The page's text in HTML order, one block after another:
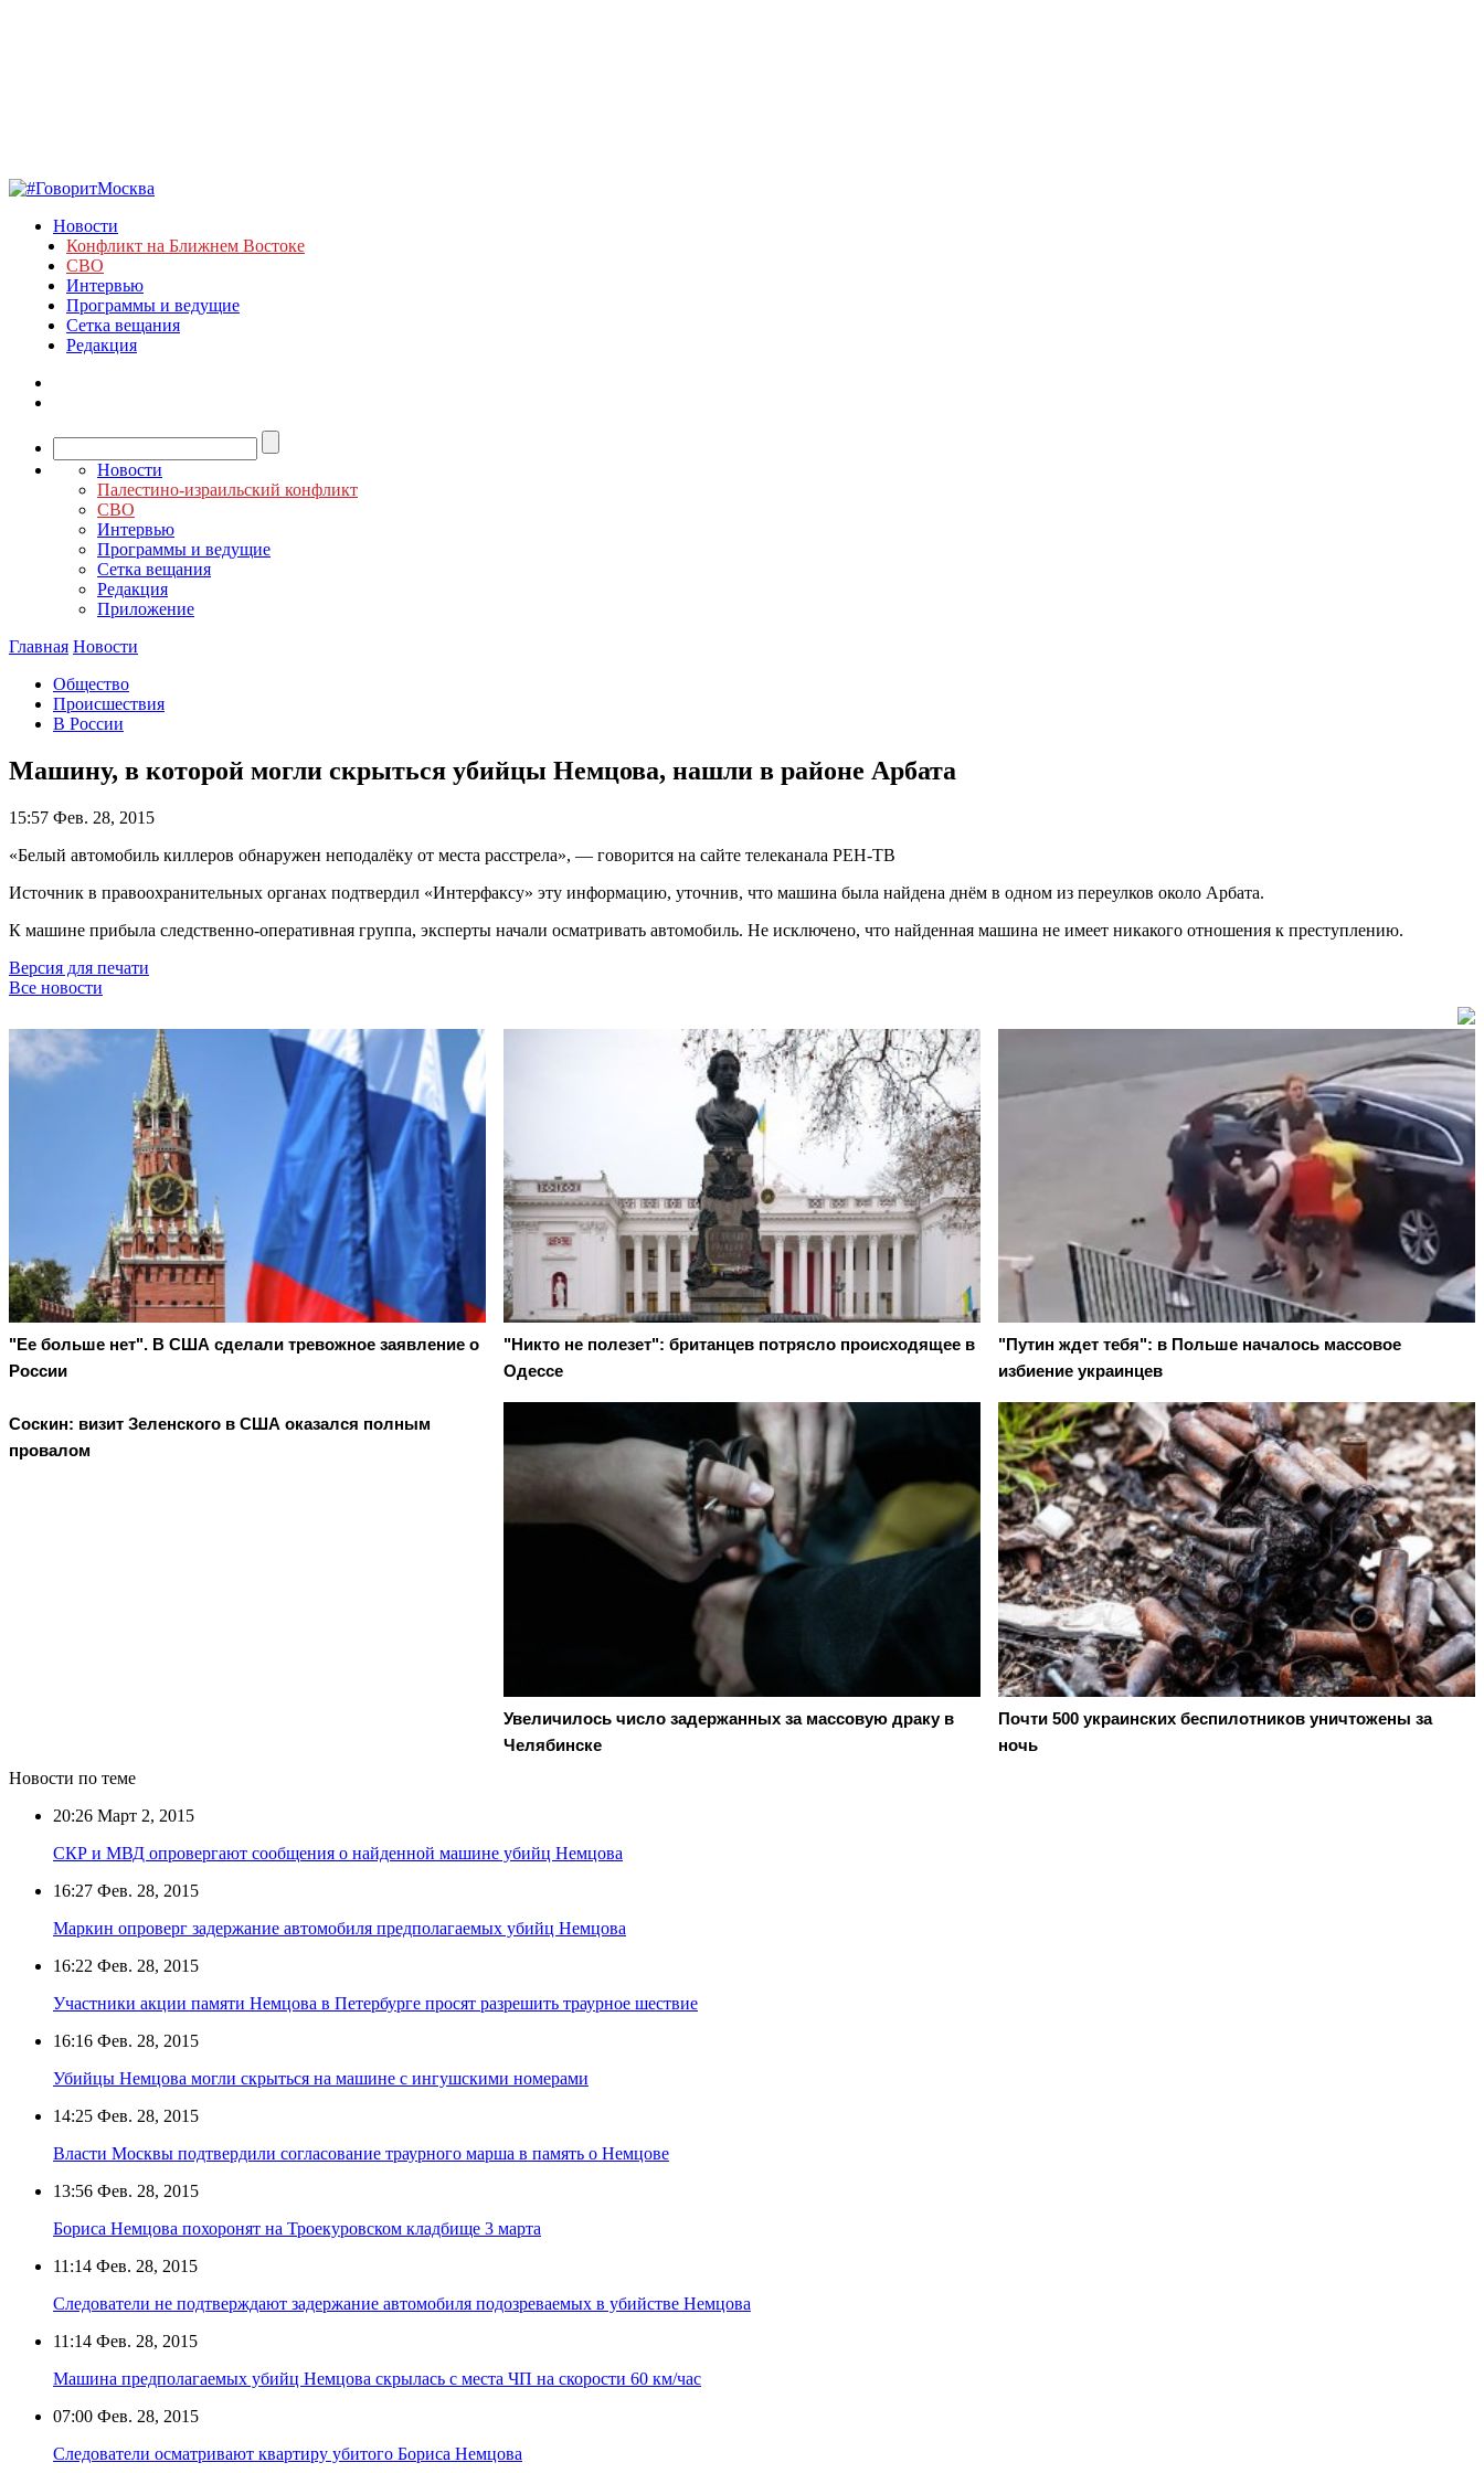
Новости
Конфликт на Ближнем Востоке
СВО
Интервью
Программы и ведущие
Сетка вещания
Редакция
Новости
Палестино-израильский конфликт
СВО
Интервью
Программы и ведущие
Сетка вещания
Редакция
Приложение
Главная Новости
Общество
Происшествия
В России
Машину, в которой могли скрыться убийцы Немцова, нашли в районе Арбата
15:57 Фев. 28, 2015
«Белый автомобиль киллеров обнаружен неподалёку от места расстрела», — говорится на сайте телеканала РЕН-ТВ
Источник в правоохранительных органах подтвердил «Интерфаксу» эту информацию, уточнив, что машина была найдена днём в одном из переулков около Арбата.
К машине прибыла следственно-оперативная группа, эксперты начали осматривать автомобиль. Не исключено, что найденная машина не имеет никакого отношения к преступлению.
Версия для печати
Все новости
"Ее больше нет". В США сделали тревожное заявление о
России
"Никто не полезет": британцев потрясло происходящее в
Одессе
"Путин ждет тебя": в Польше началось массовое
избиение украинцев
Соскин: визит Зеленского в США оказался полным
провалом
Увеличилось число задержанных за массовую драку в
Челябинске
Почти 500 украинских беспилотников уничтожены за
ночь
Новости по теме
20:26 Март 2, 2015
СКР и МВД опровергают сообщения о найденной машине убийц Немцова
16:27 Фев. 28, 2015
Маркин опроверг задержание автомобиля предполагаемых убийц Немцова
16:22 Фев. 28, 2015
Участники акции памяти Немцова в Петербурге просят разрешить траурное шествие
16:16 Фев. 28, 2015
Убийцы Немцова могли скрыться на машине с ингушскими номерами
14:25 Фев. 28, 2015
Власти Москвы подтвердили согласование траурного марша в память о Немцове
13:56 Фев. 28, 2015
Бориса Немцова похоронят на Троекуровском кладбище 3 марта
11:14 Фев. 28, 2015
Следователи не подтверждают задержание автомобиля подозреваемых в убийстве Немцова
11:14 Фев. 28, 2015
Машина предполагаемых убийц Немцова скрылась с места ЧП на скорости 60 км/час
07:00 Фев. 28, 2015
Следователи осматривают квартиру убитого Бориса Немцова